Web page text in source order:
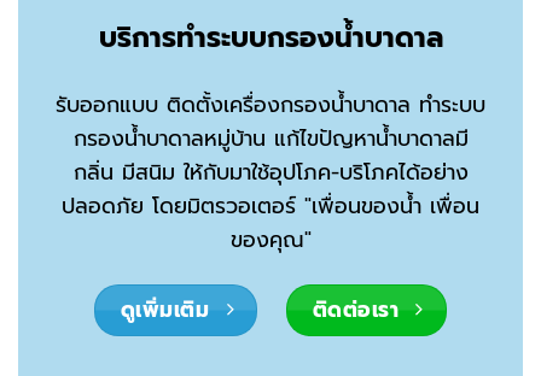
บริการทำระบบกรองน้ำบาดาล
รับออกแบบ ติดตั้งเครื่องกรองน้ำบาดาล ทำระบบ
กรองน้ำบาดาลหมู่บ้าน แก้ไขปัญหาน้ำบาดาลมี
กลิ่น มีสนิม ให้กับมาใช้อุปโภค-บริโภคได้อย่าง
ปลอดภัย โดยมิตรวอเตอร์ "เพื่อนของน้ำ เพื่อน
ของคุณ"
ดูเพิ่มเติม ติดต่อเรา